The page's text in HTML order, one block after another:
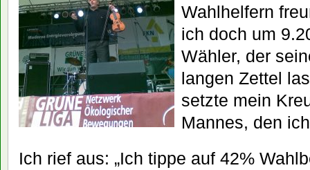
Wahlhelfern
ich doch um
Wähler, der
langen Zettel
setzte mein
Mannes, den
Ich rief aus: „Ich tippe auf 42%